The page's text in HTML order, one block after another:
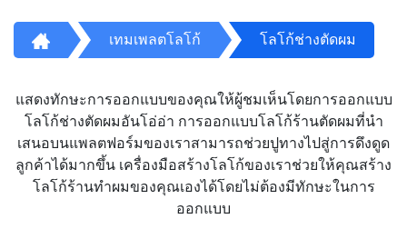
เทมเพลตโลโก้ โลโก้ช่างตัดผม
แสดงทักษะการออกแบบของคุณให้ผู้ชมเห็นโดยการออกแบบ
โลโก้ช่างตัดผมอันโอ่อ่า การออกแบบโลโก้ร้านตัดผมที่นำ
เสนอบนแพลตฟอร์มของเราสามารถช่วยปูทางไปสู่การดึงดูด
ลูกค้าได้มากขึ้น เครื่องมือสร้างโลโก้ของเราช่วยให้คุณสร้าง
โลโก้ร้านทำผมของคุณเองได้โดยไม่ต้องมีทักษะในการ
ออกแบบ